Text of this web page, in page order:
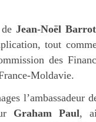
Jean-Noël Barrot
tout
des
Moldavie.
l’ambassadeur
Graham Paul,